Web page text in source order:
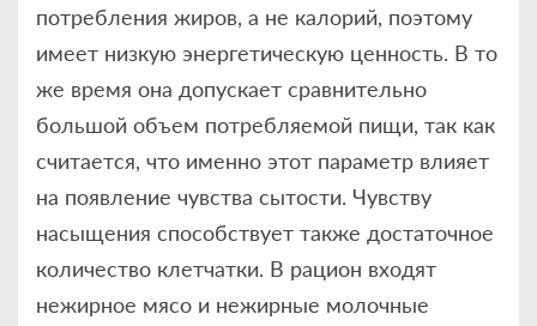
потребления жиров, а не калорий, поэтому
имеет низкую энергетическую ценность. В то
же время она допускает сравнительно
большой объем потребляемой пищи, так как
считается, что именно этот параметр влияет
на появление чувства сытости. Чувству
насыщения способствует также достаточное
количество клетчатки. В рацион входят
нежирное мясо и нежирные молочные